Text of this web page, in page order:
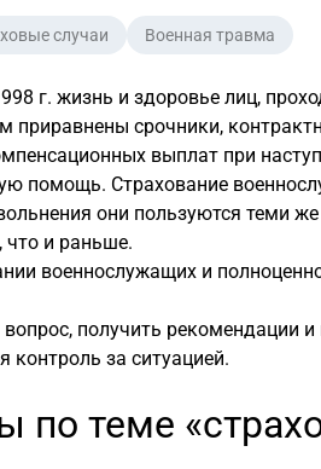
случаи Военная травма
г. жизнь и здоровье лиц,
приравнены срочники,
выплат при
помощь. Страхование
они пользуются теми
что и раньше.
военнослужащих и
получить рекомендации
контроль за ситуацией.
по теме